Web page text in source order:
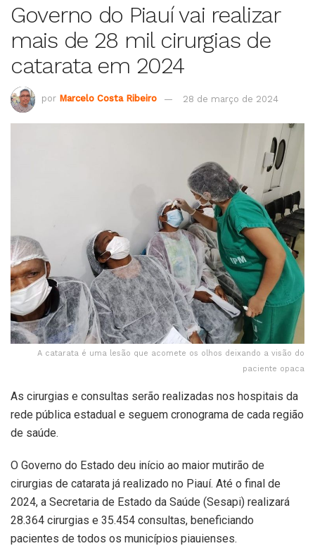
Governo do Piauí vai realizar
mais de 28 mil cirurgias de
catarata em 2024
por Marcelo Costa Ribeiro 28 de março de 2024
A catarata é uma lesão que acomete os olhos deixando a visão do
paciente opaca
As cirurgias e consultas serão realizadas nos hospitais da
rede pública estadual e seguem cronograma de cada região
de saúde.
O Governo do Estado deu início ao maior mutirão de
cirurgias de catarata já realizado no Piauí. Até o final de
2024, a Secretaria de Estado da Saúde (Sesapi) realizará
28.364 cirurgias e 35.454 consultas, beneficiando
pacientes de todos os municípios piauienses.